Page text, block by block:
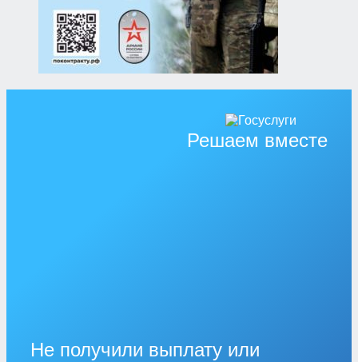
Решаем вместе
Не получили выплату или